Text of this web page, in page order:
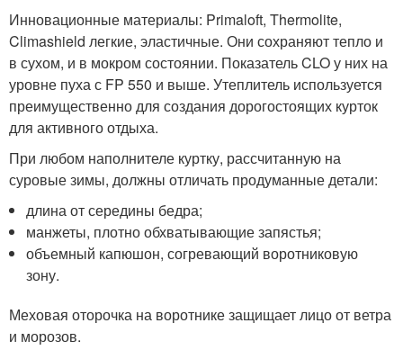
Инновационные материалы: Primaloft, Thermolite,
Climashield легкие, эластичные. Они сохраняют тепло и
в сухом, и в мокром состоянии. Показатель CLO у них на
уровне пуха с FP 550 и выше. Утеплитель используется
преимущественно для создания дорогостоящих курток
для активного отдыха.
При любом наполнителе куртку, рассчитанную на
суровые зимы, должны отличать продуманные детали:
длина от середины бедра;
манжеты, плотно обхватывающие запястья;
объемный капюшон, согревающий воротниковую
зону.
Меховая оторочка на воротнике защищает лицо от ветра
и морозов.